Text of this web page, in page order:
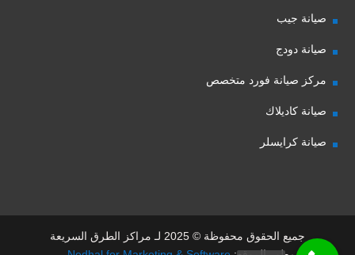
صيانة جيب
صيانة دودج
مركز صيانة فورد متخصص
صيانة كاديلاك
صيانة كرايسلر
جميع الحقوق محفوظة © 2025 لـ مراكز الطرق السريعة